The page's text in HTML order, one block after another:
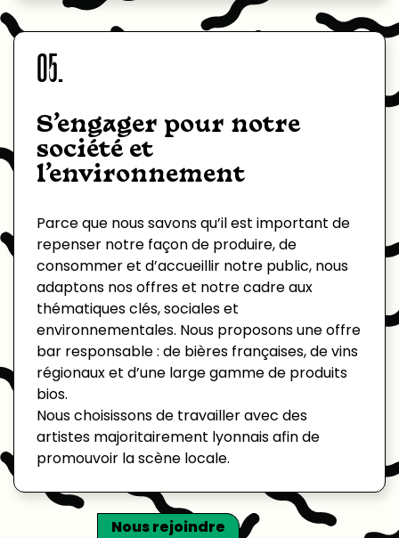
05.
S’engager pour notre
société et
l’environnement
Parce que nous savons qu’il est important de
repenser notre façon de produire, de
consommer et d’accueillir notre public, nous
adaptons nos offres et notre cadre aux
thématiques clés, sociales et
environnementales. Nous proposons une offre
bar responsable : de bières françaises, de vins
régionaux et d’une large gamme de produits
bios.
Nous choisissons de travailler avec des
artistes majoritairement lyonnais afin de
promouvoir la scène locale.
Nous rejoindre